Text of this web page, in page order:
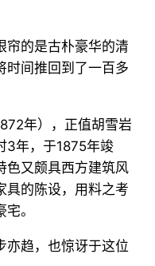
帘的是古朴豪华的清
时间推回到了一百多
年），正值胡雪岩
3年，于1875年竣
色又颇具西方建筑风
具的陈设，用料之考
。
亦趋，也惊讶于这位